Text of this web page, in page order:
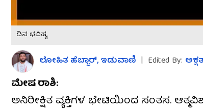
ದಿನ ಭವಿಷ್ಯ
ಲೋಹಿತ ಹೆಬ್ಬಾರ್​, ಇಡುವಾಣಿ | Edited By:
ಮೇಷ ರಾಶಿ:
ಅನಿರೀಕ್ಷಿತ ವ್ಯಕ್ತಿಗಳ ಭೇಟಿಯಿಂದ ಸಂತಸ.